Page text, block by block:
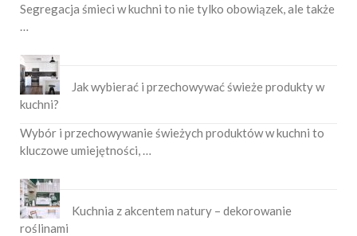
Segregacja śmieci w kuchni to nie tylko obowiązek, ale także
…
Jak wybierać i przechowywać świeże produkty w
kuchni?
Wybór i przechowywanie świeżych produktów w kuchni to
kluczowe umiejętności, …
Kuchnia z akcentem natury – dekorowanie
roślinami